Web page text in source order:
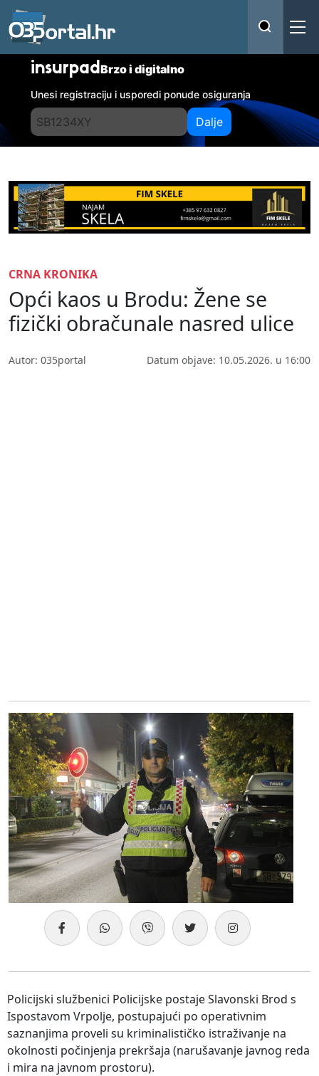
insurpadBrzo i digitalno
Unesi registraciju i usporedi ponude osiguranja
Dalje
CRNA KRONIKA
Opći kaos u Brodu: Žene se
fizički obračunale nasred ulice
Autor: 035portal Datum objave: 10.05.2026. u 16:00
Policijski službenici Policijske postaje Slavonski Brod s
Ispostavom Vrpolje, postupajući po operativnim
saznanjima proveli su kriminalističko istraživanje na
okolnosti počinjenja prekršaja (narušavanje javnog reda
i mira na javnom prostoru).